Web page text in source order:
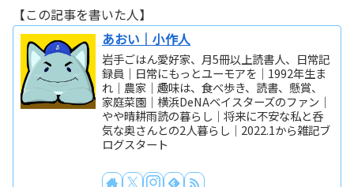
【この記事を書いた人】
あおい｜小作人
岩手ごはん愛好家、月5冊以上読書人、日常記
録員｜日常にもっとユーモアを｜1992年生ま
れ｜農家｜趣味は、食べ歩き、読書、懸賞、
家庭菜園｜横浜DeNAベイスターズのファン｜
やや晴耕雨読の暮らし｜将来に不安な私と呑
気な奥さんとの2人暮らし｜2022.1から雑記ブ
ログスタート